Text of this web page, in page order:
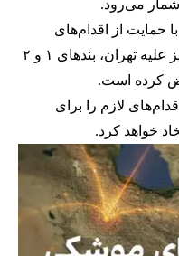
حمایت از اقدام‌های
اسرائیل در لبنان و اظهارات تهدیدآمیز علیه تهران، بندهای ۱ و ۲
کرده است.
لازم را برای
خواهد کرد.